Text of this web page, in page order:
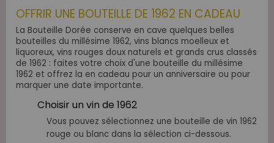
OFFRIR UNE BOUTEILLE DE 1962 EN CADEAU
La Bouteille Dorée conserve en cave quelques belles
bouteilles du millésime 1962, vins blancs moelleux et
liquoreux, vins rouges doux naturels et grands crus classés
de 1962 : faites votre choix d'une bouteille du millésime
1962 et offrez la en cadeau pour un anniversaire ou pour
marquer une date importante.
Choisir un vin de 1962
Vous pouvez sélectionnez une bouteille de vin 1962
rouge ou blanc dans la sélection ci-dessous.